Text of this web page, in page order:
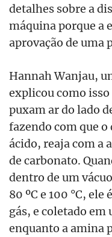
detalhes sobre a
máquina porque a
aprovação de uma
Hannah Wanjau,
explicou como
puxam ar do lado
fazendo com que
ácido, reaja com a
de carbonato.
dentro de um
80 ºC e 100 °C,
gás, e coletado em
enquanto a amina